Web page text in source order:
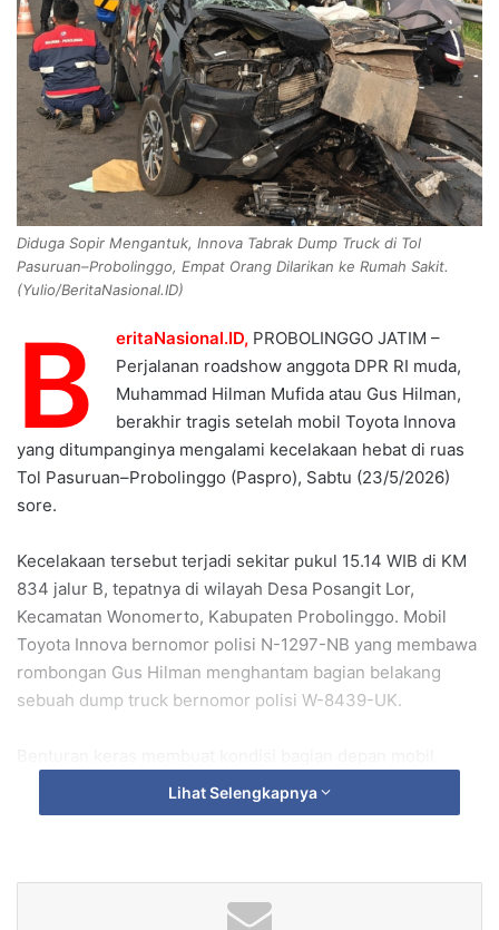
m
a
i
l
Diduga Sopir Mengantuk, Innova Tabrak Dump Truck di Tol
Pasuruan–Probolinggo, Empat Orang Dilarikan ke Rumah Sakit.
(Yulio/BeritaNasional.ID)
B eritaNasional.ID, PROBOLINGGO JATIM –
Perjalanan roadshow anggota DPR RI muda,
Muhammad Hilman Mufida atau Gus Hilman,
berakhir tragis setelah mobil Toyota Innova
yang ditumpanginya mengalami kecelakaan hebat di ruas
Tol Pasuruan–Probolinggo (Paspro), Sabtu (23/5/2026)
sore.
Kecelakaan tersebut terjadi sekitar pukul 15.14 WIB di KM
834 jalur B, tepatnya di wilayah Desa Posangit Lor,
Kecamatan Wonomerto, Kabupaten Probolinggo. Mobil
Toyota Innova bernomor polisi N-1297-NB yang membawa
rombongan Gus Hilman menghantam bagian belakang
sebuah dump truck bernomor polisi W-8439-UK.
Innova ringsek parah hingga mengundang perhatian
pengguna jalan yang melintas di lokasi kejadian.
bermula saat kendaraan Innova melaju dari arah timur
Lihat Selengkapnya